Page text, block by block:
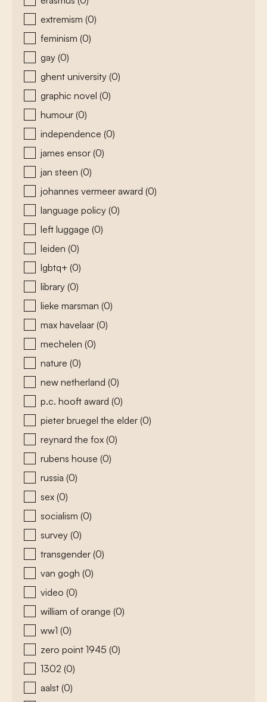
extremism (0)
feminism (0)
gay (0)
ghent university (0)
graphic novel (0)
humour (0)
independence (0)
james ensor (0)
jan steen (0)
johannes vermeer award (0)
language policy (0)
left luggage (0)
leiden (0)
lgbtq+ (0)
library (0)
lieke marsman (0)
max havelaar (0)
mechelen (0)
nature (0)
new netherland (0)
p.c. hooft award (0)
pieter bruegel the elder (0)
reynard the fox (0)
rubens house (0)
russia (0)
sex (0)
socialism (0)
survey (0)
transgender (0)
van gogh (0)
video (0)
william of orange (0)
ww1 (0)
zero point 1945 (0)
1302 (0)
aalst (0)